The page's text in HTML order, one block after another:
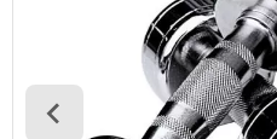
Gel
Posturmed & Proprio-Swing
Vintage Series
Hedge Hock (NEU IM
Elasko (NEU IM SORTIMENT)
& Zubehör
Trainingstische